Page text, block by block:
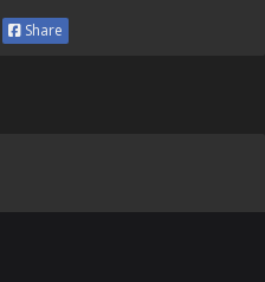
Share